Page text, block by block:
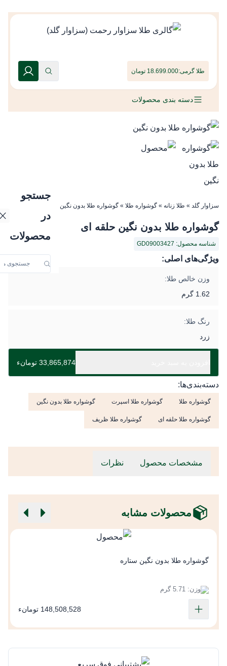
طلا گرمی:18.699.000 تومان
جستجو
در
محصولات
دسته بندی محصولات
سزاوار گلد » طلا زنانه » گوشواره طلا » گوشواره طلا بدون نگین حلقه ای
گوشواره طلا بدون نگین حلقه ای
شناسه محصول: GD09003427
ویژگی‌های اصلی:
وزن خالص طلا:
1.62 گرم
رنگ طلا:
زرد
33,865,874 تومانء
دسته‌بندی‌ها:
گوشواره طلا گوشواره طلا اسپرت گوشواره طلا بدون نگین
گوشواره طلا حلقه ای گوشواره طلا ظریف
مشخصات محصول نظرات
محصولات مشابه
گوشواره طلا بدون نگین ستاره
وزن: 5.71 گرم
148,508,528 تومانء